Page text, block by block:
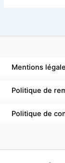
Mentions
Politique de
Politique de